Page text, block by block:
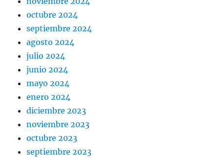
octubre 2024
septiembre 2024
agosto 2024
julio 2024
junio 2024
mayo 2024
enero 2024
diciembre 2023
noviembre 2023
octubre 2023
septiembre 2023